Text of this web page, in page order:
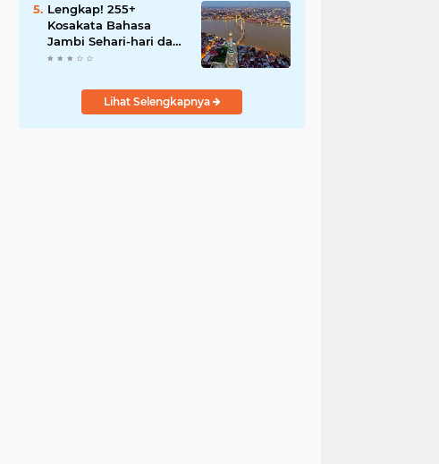
Lengkap! 255+
Kosakata Bahasa
Jambi Sehari-hari dan
Artinya
Lihat Selengkapnya